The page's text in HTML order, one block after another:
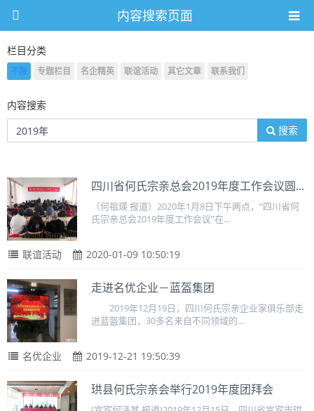
内容搜索页面
栏目分类
不限 专题栏目 名企精英 联谊活动 其它文章 联系我们
内容搜索
搜索
四川省何氏宗亲总会2019年度工作会议圆...
（何祖瑛 报道）2020年1月8日下午两点，“四川省何
氏宗亲总会2019年度工作会议”在...
联谊活动 2020-01-09 10:50:19
走进名优企业－蓝盔集团
2019年12月19日，四川何氏宗亲企业家俱乐部走
进蓝盔集团，30多名来自不同领域的...
名优企业 2019-12-21 19:50:39
珙县何氏宗亲会举行2019年度团拜会